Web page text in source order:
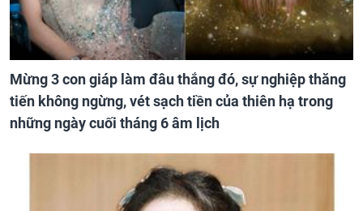
Mừng 3 con giáp làm đâu thắng đó, sự nghiệp thăng
tiến không ngừng, vét sạch tiền của thiên hạ trong
những ngày cuối tháng 6 âm lịch